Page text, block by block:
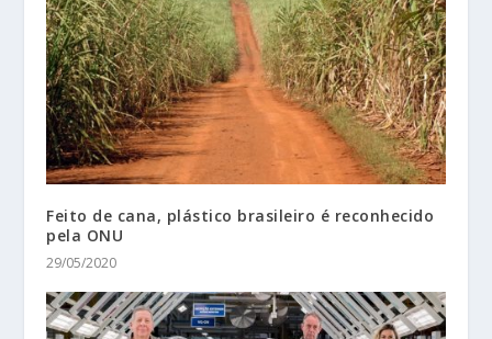
Feito de cana, plástico brasileiro é reconhecido
pela ONU
29/05/2020